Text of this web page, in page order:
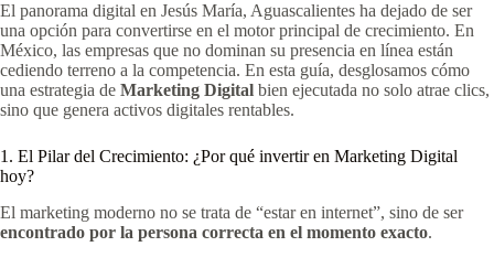
El panorama digital en Jesús María, Aguascalientes ha dejado de ser
una opción para convertirse en el motor principal de crecimiento. En
México, las empresas que no dominan su presencia en línea están
cediendo terreno a la competencia. En esta guía, desglosamos cómo
una estrategia de Marketing Digital bien ejecutada no solo atrae clics,
sino que genera activos digitales rentables.
1. El Pilar del Crecimiento: ¿Por qué invertir en Marketing Digital
hoy?
El marketing moderno no se trata de “estar en internet”, sino de ser
encontrado por la persona correcta en el momento exacto.